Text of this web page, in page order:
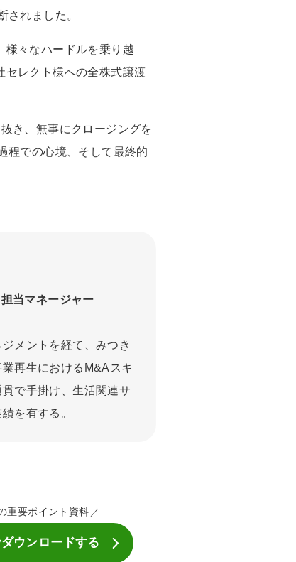
されました。
様々なハードルを乗り越
セレクト様への全株式譲渡
き、無事にクロージングを
程での心境、そして最終的
当マネージャー
メントを経て、みつき
再生におけるM&Aスキ
で手掛け、生活関連サ
を有する。
重要ポイント資料
ウンロードする